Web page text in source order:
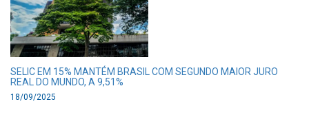
SELIC EM 15% MANTÉM BRASIL COM SEGUNDO MAIOR JURO
REAL DO MUNDO, A 9,51%
18/09/2025